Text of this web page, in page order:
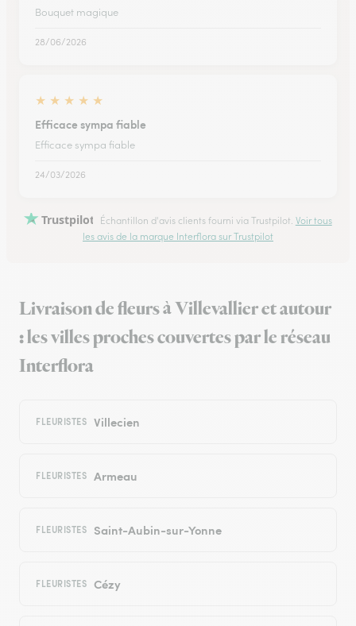
Bouquet magique
28/06/2026
★ ★ ★ ★ ★
Efficace sympa fiable
Efficace sympa fiable
24/03/2026
Trustpilot Échantillon d'avis clients fourni via Trustpilot. Voir tous
les avis de la marque Interflora sur Trustpilot
Livraison de fleurs à Villevallier et autour
: les villes proches couvertes par le réseau
Interflora
FLEURISTES Villecien
FLEURISTES Armeau
FLEURISTES Saint-Aubin-sur-Yonne
FLEURISTES Cézy